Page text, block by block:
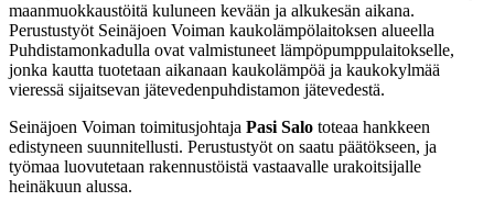
maanmuokkaustöitä kuluneen kevään ja alkukesän aikana.
Perustustyöt Seinäjoen Voiman kaukolämpölaitoksen alueella
Puhdistamonkadulla ovat valmistuneet lämpöpumppulaitokselle,
jonka kautta tuotetaan aikanaan kaukolämpöä ja kaukokylmää
vieressä sijaitsevan jätevedenpuhdistamon jätevedestä.
Seinäjoen Voiman toimitusjohtaja Pasi Salo toteaa hankkeen
edistyneen suunnitellusti. Perustustyöt on saatu päätökseen, ja
työmaa luovutetaan rakennustöistä vastaavalle urakoitsijalle
heinäkuun alussa.